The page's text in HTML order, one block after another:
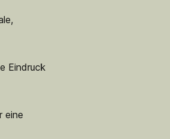
Eindruck
eine